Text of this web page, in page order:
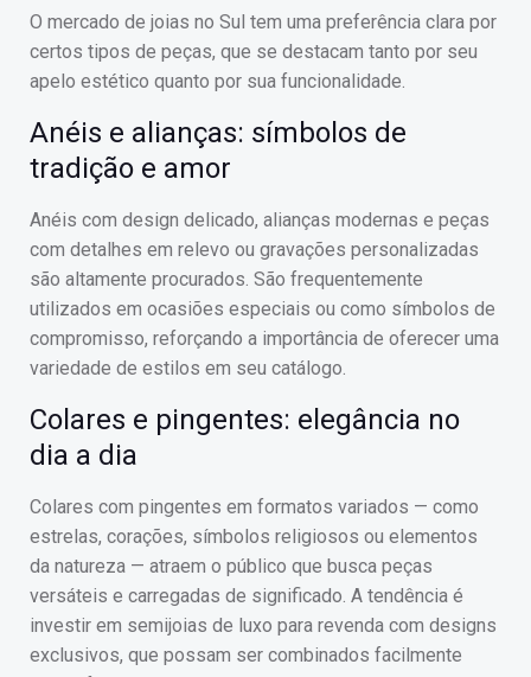
O mercado de joias no Sul tem uma preferência clara por
certos tipos de peças, que se destacam tanto por seu
apelo estético quanto por sua funcionalidade.
Anéis e alianças: símbolos de
tradição e amor
Anéis com design delicado, alianças modernas e peças
com detalhes em relevo ou gravações personalizadas
são altamente procurados. São frequentemente
utilizados em ocasiões especiais ou como símbolos de
compromisso, reforçando a importância de oferecer uma
variedade de estilos em seu catálogo.
Colares e pingentes: elegância no
dia a dia
Colares com pingentes em formatos variados — como
estrelas, corações, símbolos religiosos ou elementos
da natureza — atraem o público que busca peças
versáteis e carregadas de significado. A tendência é
investir em semijoias de luxo para revenda com designs
exclusivos, que possam ser combinados facilmente